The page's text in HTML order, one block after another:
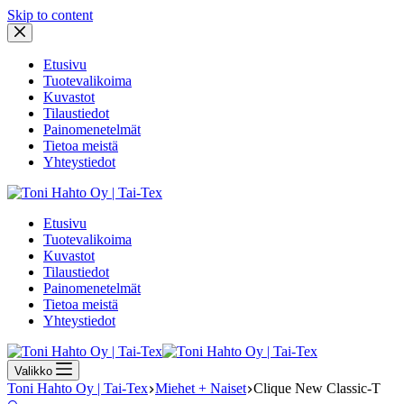
Skip to content
Etusivu
Tuotevalikoima
Kuvastot
Tilaustiedot
Painomenetelmät
Tietoa meistä
Yhteystiedot
Etusivu
Tuotevalikoima
Kuvastot
Tilaustiedot
Painomenetelmät
Tietoa meistä
Yhteystiedot
Valikko
Toni Hahto Oy | Tai-Tex Miehet + Naiset Clique New Classic-T